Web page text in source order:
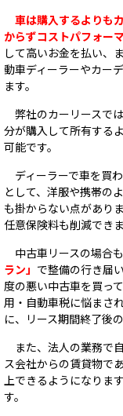
車は購入するよりも
からずコストパフォー
して高いお金を払い、
動車ディーラーやカー
ます。
弊社のカーリースでは
分が購入して所有する
可能です。
ディーラーで車を買
として、洋服や携帯の
も掛からない点があり
任意保険料も削減できま
中古車リースの場合も
ラン」 で整備の行き届
度の悪い中古車を買っ
用・自動車税に悩まさ
に、リース期間終了後
また、法人の業務で
ス会社からの賃貸物で
上できるようになりま
す。